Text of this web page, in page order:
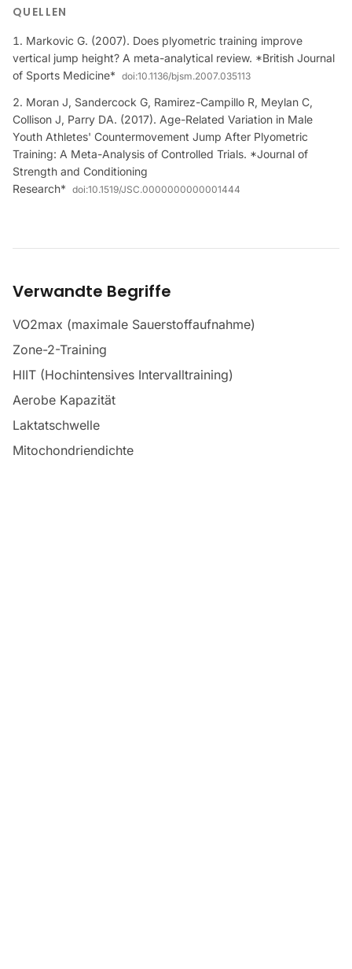
QUELLEN
Markovic G. (2007). Does plyometric training improve
vertical jump height? A meta-analytical review. *British Journal
of Sports Medicine* doi:10.1136/bjsm.2007.035113
Moran J, Sandercock G, Ramirez-Campillo R, Meylan C,
Collison J, Parry DA. (2017). Age-Related Variation in Male
Youth Athletes' Countermovement Jump After Plyometric
Training: A Meta-Analysis of Controlled Trials. *Journal of
Strength and Conditioning
Research* doi:10.1519/JSC.0000000000001444
Verwandte Begriffe
VO2max (maximale Sauerstoffaufnahme)
Zone-2-Training
HIIT (Hochintensives Intervalltraining)
Aerobe Kapazität
Laktatschwelle
Mitochondriendichte